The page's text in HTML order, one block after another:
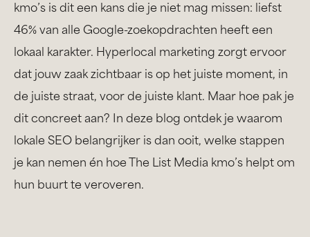
kmo’s is dit een kans die je niet mag missen: liefst
46% van alle Google-zoekopdrachten heeft een
lokaal karakter. Hyperlocal marketing zorgt ervoor
dat jouw zaak zichtbaar is op het juiste moment, in
de juiste straat, voor de juiste klant. Maar hoe pak je
dit concreet aan? In deze blog ontdek je waarom
lokale SEO belangrijker is dan ooit, welke stappen
je kan nemen én hoe The List Media kmo’s helpt om
hun buurt te veroveren.